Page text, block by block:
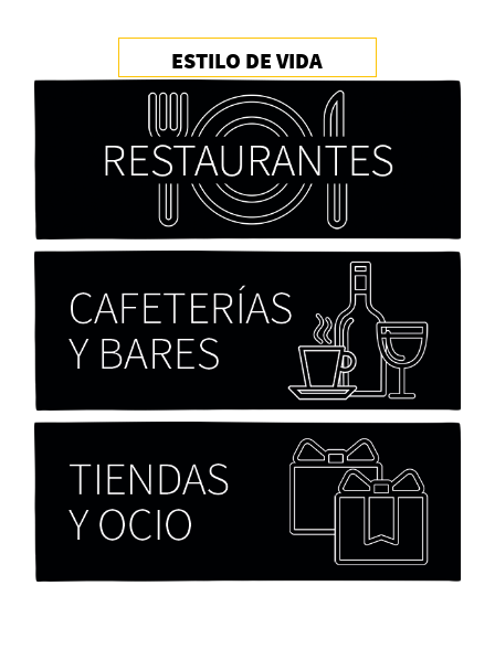
Cocaína Negra de Cristóbal Valenzuela Berríos
Paloma Pulisci
Chicas tristes de Fernanda Tovar
ESTILO DE VIDA